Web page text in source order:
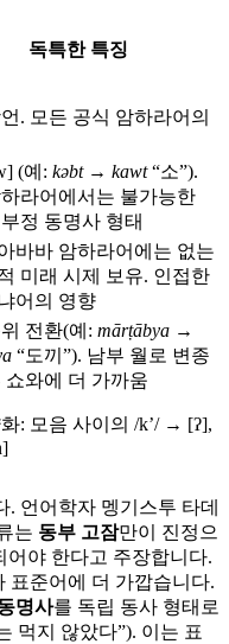
독특한 특징
. 모든 공식 암하라어의
(예: kəbt→ kawt“소”).
라어에서는 불가능한
정 동명사 형태
바바 암하라어에는 없는
미래 시제 보유. 인접한
어의 영향
전환(예: mārṭābya →
“도끼”). 남부 월로 변종
쇼와에 더 가까움
: 모음 사이의 /kʼ/ → [ʔ],
언어학자 멩기스투 타데
는 동부 고잠만이 진정으
어야 한다고 주장합니다.
표준어에 더 가깝습니다.
명사를 독립 동사 형태로
먹지 않았다”). 이는 표